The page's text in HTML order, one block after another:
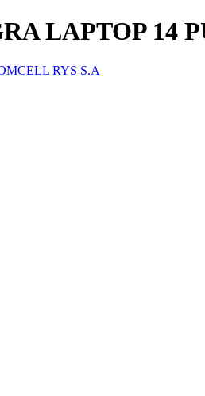
LAPTOP 14
RYS S.A